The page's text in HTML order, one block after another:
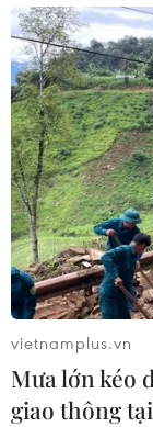
gia hạn
06/12/2016 04:36
Giám đốc Tổ
Akbar Salehi
quyết và mạnh
gây nguy hại
vietnamplus.vn
Mưa lớn kéo
giao thông